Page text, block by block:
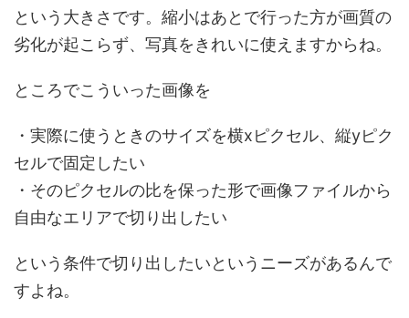
という大きさです。縮小はあとで行った方が画質の
劣化が起こらず、写真をきれいに使えますからね。
ところでこういった画像を
・実際に使うときのサイズを横xピクセル、縦yピク
セルで固定したい
・そのピクセルの比を保った形で画像ファイルから
自由なエリアで切り出したい
という条件で切り出したいというニーズがあるんで
すよね。